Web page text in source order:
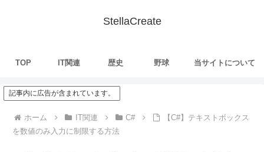
StellaCreate
TOP IT関連 歴史 野球 当サイトについて
記事内に広告が含まれています。
ホーム IT関連 C#
【C#】テキストボックス
を数値のみ入力に制限する方法